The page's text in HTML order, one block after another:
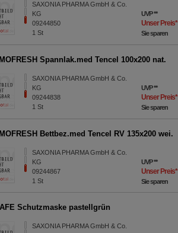
SAXONIA PHARMA GmbH & Co.
KG
09244850
1St
UVP**
Unser Preis*
Sie sparen
Spannlak.med Tencel 100x200 nat.
SAXONIA PHARMA GmbH & Co.
KG
09244838
1St
UVP**
Unser Preis*
Sie sparen
Bettbez.med Tencel RV 135x200 wei.
SAXONIA PHARMA GmbH & Co.
KG
09244867
1St
UVP**
Unser Preis*
Sie sparen
Schutzmaske pastellgrün
SAXONIA PHARMA GmbH & Co.